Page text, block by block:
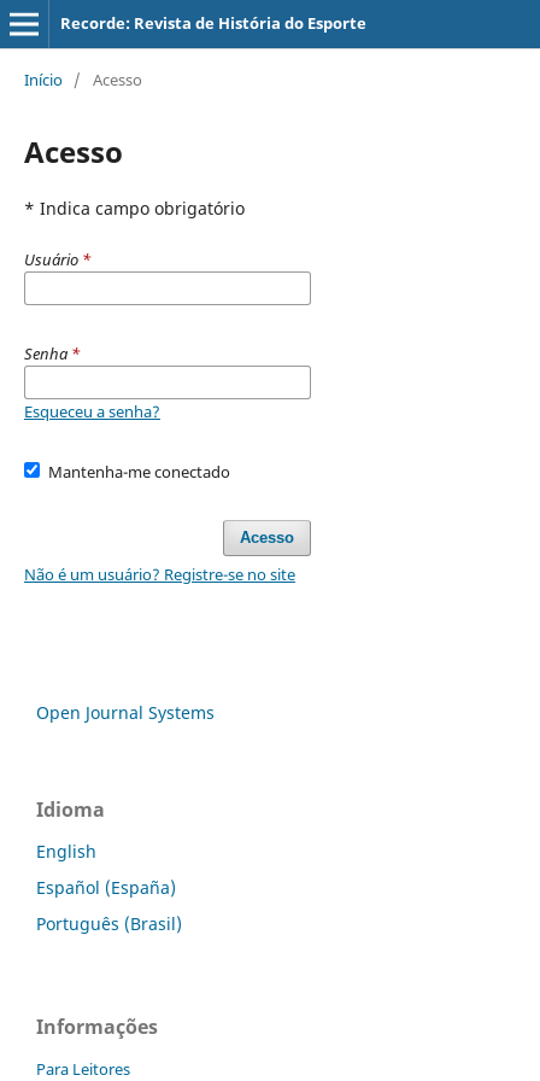
Recorde: Revista de História do Esporte
Início / Acesso
Acesso
* Indica campo obrigatório
Usuário *
Senha *
Esqueceu a senha?
Mantenha-me conectado
Acesso
Não é um usuário? Registre-se no site
Open Journal Systems
Idioma
English
Español (España)
Português (Brasil)
Informações
Para Leitores